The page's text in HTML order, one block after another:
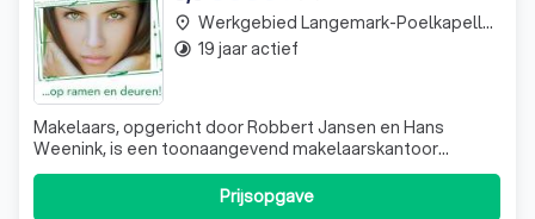
Makelaars, opgericht door Robbert Jansen en Hans
Weenink, is een toonaangevend makelaarskantoor
gevestigd in Deventer en Ommen. Met een diepgaande
kennis van de lokale huizenmarkt, onderscheiden we ons
door onze expertise en sympathieke benadering. We zijn
Prijsopgave
place Werkgebied Langemark-Poelkapelle Bikschote
timelapse 19 jaar actief